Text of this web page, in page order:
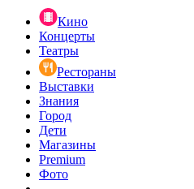
Кино
Концерты
Театры
Рестораны
Выставки
Знания
Город
Дети
Магазины
Premium
Фото